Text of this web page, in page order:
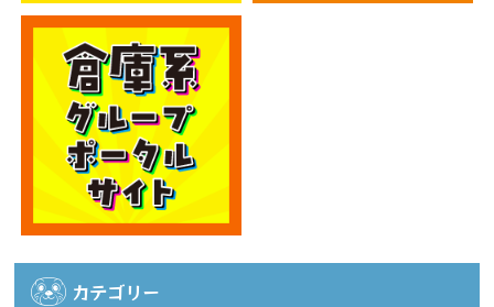
カテゴリー